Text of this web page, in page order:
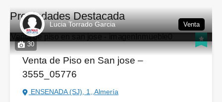
Propiedades Destacada
30
Lucia Torrado Garcia Venta
Venta de Piso en San jose –
3555_05776
ENSENADA (SJ), 1,,Almería